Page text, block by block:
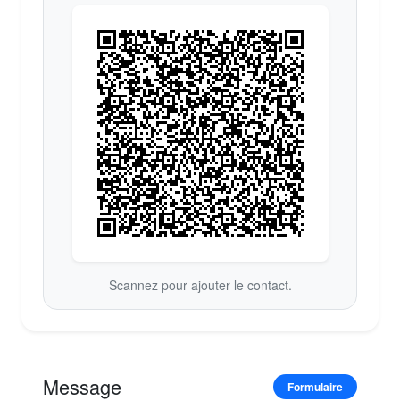
Scannez pour ajouter le contact.
Message Formulaire